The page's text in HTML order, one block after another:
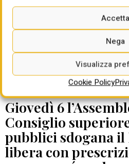
Accetta
Nega
Visualizza
Cookie Policy
DATE DA RICORDARE
Giovedì 6
Consiglio
pubblici sdogana il
libera con